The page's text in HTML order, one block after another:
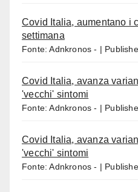
Covid Italia, aumentano i
settimana
Fonte: Adnkronos -
Covid Italia, avanza
'vecchi' sintomi
Fonte: Adnkronos -
Covid Italia, avanza
'vecchi' sintomi
Fonte: Adnkronos -